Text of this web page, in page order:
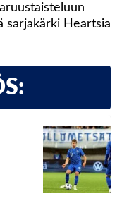
sarjakärki Heartsia